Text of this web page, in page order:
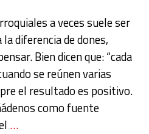
a veces suele ser
diferencia de dones,
Bien dicen que: “cada
se reúnen varias
el resultado es positivo.
como fuente
…